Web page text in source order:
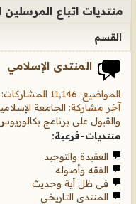
منتديات اتباع المرسلين
القسم
المنتدى الإسلامي
المواضيع: 11,146 المشاركات: 39,270
آخر مشاركة: الجامعة
والقبول على برنامج
منتديات-فرعية:
العقيدة والتوحيد
الفقه وأصوله
فى ظل أية وحديث
المنتدى التاريخي